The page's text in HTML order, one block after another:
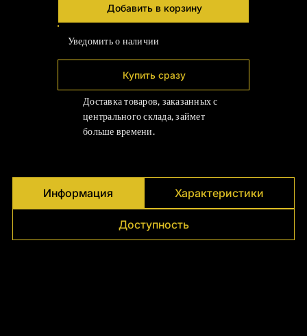
Добавить в корзину
Уведомить о наличии
Купить сразу
Доставка товаров, заказанных с
центрального склада, займет
больше времени.
Информация Характеристики
Доступность